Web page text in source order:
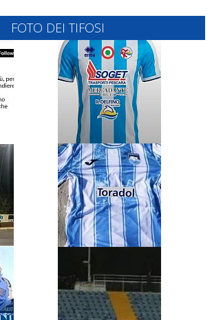
FOTO DEI TIFOSI